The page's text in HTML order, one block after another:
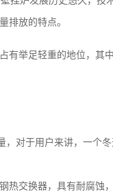
排放的特点。
有举足轻重的地位，其
对于用户来讲，一个
交换器，具有耐腐蚀